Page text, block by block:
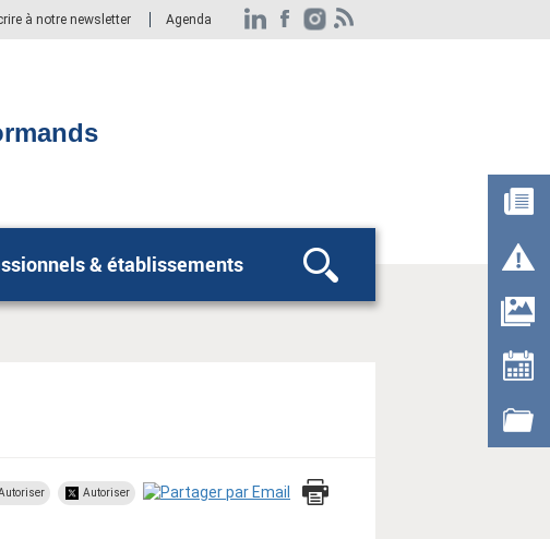
à notre newsletter Agenda
& établissements Rechercher
Autoriser